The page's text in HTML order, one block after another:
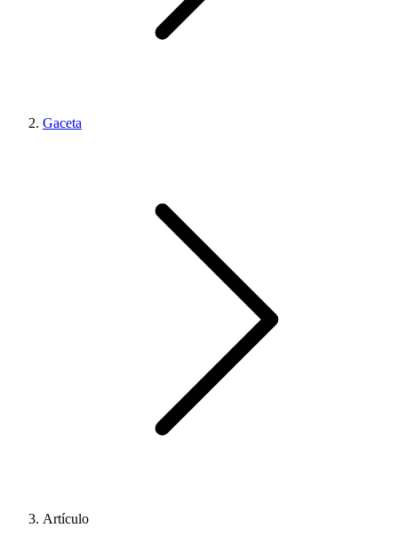
Gaceta
Artículo